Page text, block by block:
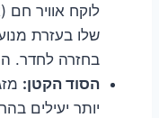
לוקח אוויר
שלו בעזרת
בחזרה לחדר.
הסוד הקטן:
יותר יעילים